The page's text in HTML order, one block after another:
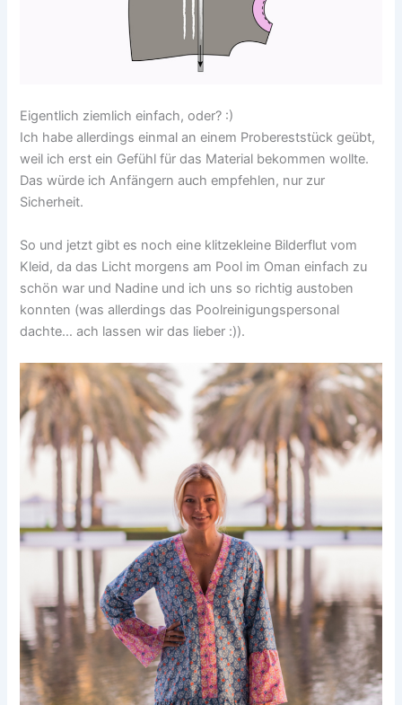
Eigentlich ziemlich einfach, oder? :)
Ich habe allerdings einmal an einem Probereststück geübt,
weil ich erst ein Gefühl für das Material bekommen wollte.
Das würde ich Anfängern auch empfehlen, nur zur
Sicherheit.
So und jetzt gibt es noch eine klitzekleine Bilderflut vom
Kleid, da das Licht morgens am Pool im Oman einfach zu
schön war und Nadine und ich uns so richtig austoben
konnten (was allerdings das Poolreinigungspersonal
dachte… ach lassen wir das lieber :)).